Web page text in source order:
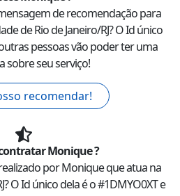
de recomendação para
deRio de Janeiro/RJ? O Id único
pessoas vão poder ter uma
sobre seu serviço!
recomendar!
Monique?
porMoniqueque atua na
? O Id único dela é o #1DMYO0XTe